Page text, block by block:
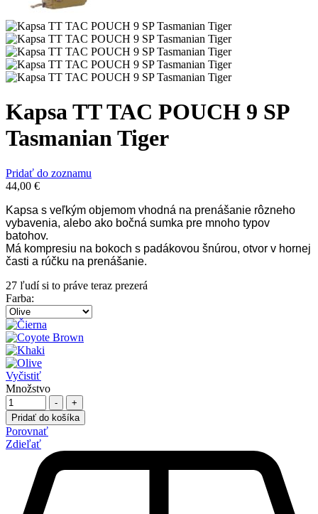
Kapsa TT TAC POUCH 9 SP
Tasmanian Tiger
Pridať do zoznamu
44,00 €
Kapsa s veľkým objemom vhodná na prenášanie rôzneho
vybavenia, alebo ako bočná sumka pre mnoho typov
batohov.
Má kompresiu na bokoch s padákovou šnúrou, otvor v hornej
časti a rúčku na prenášanie.
27 ľudí si to práve teraz prezerá
Farba:
Vyčistiť
Množstvo
-
+
Pridať do košíka
Porovnať
Zdieľať